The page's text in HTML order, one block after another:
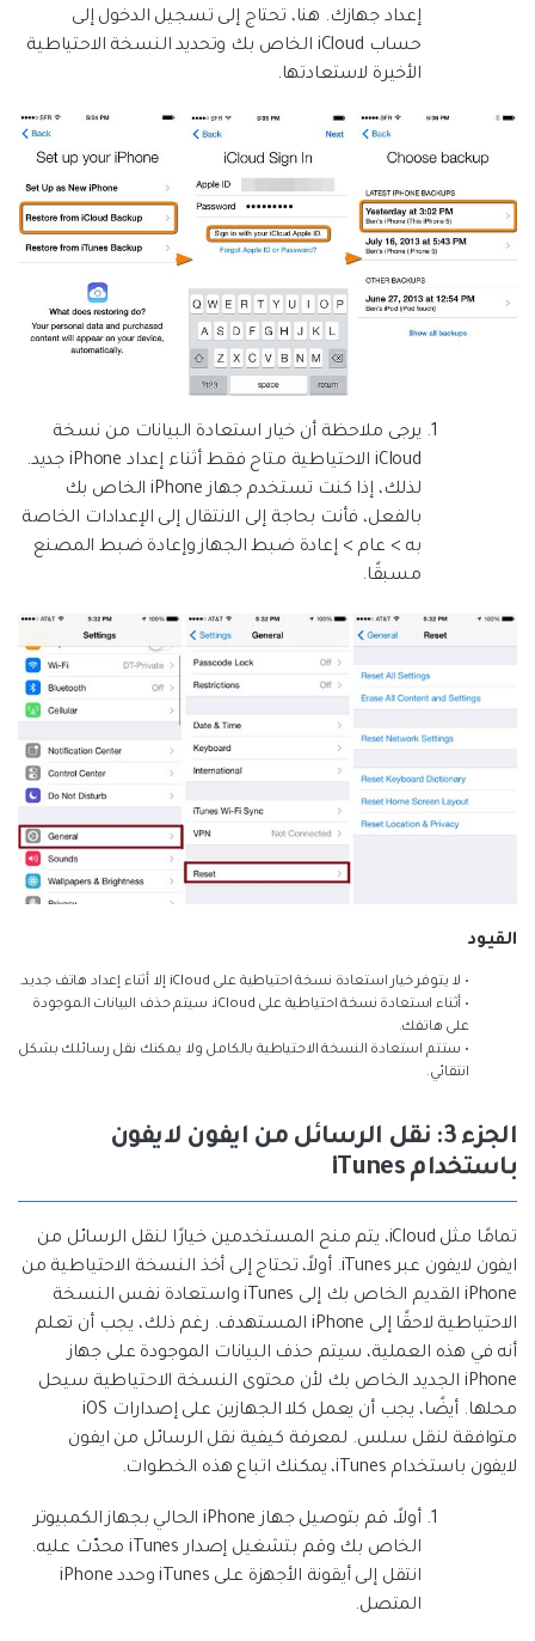
إعداد جهازك. هنا، تحتاج إلى تسجيل الدخول إلى
حساب iCloud الخاص بك وتحديد النسخة الاحتياطية
الأخيرة لاستعادتها.
يرجى ملاحظة أن خيار استعادة البيانات من نسخة
iCloud الاحتياطية متاح فقط أثناء إعداد iPhone جديد.
لذلك، إذا كنت تستخدم جهاز iPhone الخاص بك
بالفعل، فأنت بحاجة إلى الانتقال إلى الإعدادات الخاصة
به > عام > إعادة ضبط الجهاز وإعادة ضبط المصنع
مسبقًا.
القيود
• لا يتوفر خيار استعادة نسخة احتياطية على iCloud إلا أثناء إعداد هاتف جديد.
• أثناء استعادة نسخة احتياطية على iCloud، سيتم حذف البيانات الموجودة
على هاتفك.
• ستتم استعادة النسخة الاحتياطية بالكامل ولا يمكنك نقل رسائلك بشكل
انتقائي.
الجزء 3: نقل الرسائل من ايفون لايفون
باستخدام iTunes
تمامًا مثل iCloud، يتم منح المستخدمين خيارًا لنقل الرسائل من
ايفون لايفون عبر iTunes. أولاً، تحتاج إلى أخذ النسخة الاحتياطية من
iPhone القديم الخاص بك إلى iTunes واستعادة نفس النسخة
الاحتياطية لاحقًا إلى iPhone المستهدف. رغم ذلك، يجب أن تعلم
أنه في هذه العملية، سيتم حذف البيانات الموجودة على جهاز
iPhone الجديد الخاص بك لأن محتوى النسخة الاحتياطية سيحل
محلها. أيضًا، يجب أن يعمل كلا الجهازين على إصدارات iOS
متوافقة لنقل سلس. لمعرفة كيفية نقل الرسائل من ايفون
لايفون باستخدام iTunes، يمكنك اتباع هذه الخطوات.
أولاً، قم بتوصيل جهاز iPhone الحالي بجهاز الكمبيوتر
الخاص بك وقم بتشغيل إصدار iTunes محدّث عليه.
انتقل إلى أيقونة الأجهزة على iTunes وحدد iPhone
المتصل.